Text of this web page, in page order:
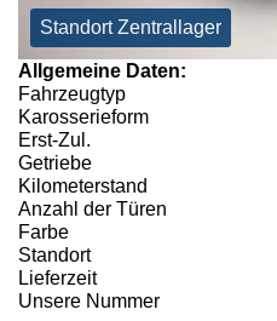
Standort Zentrallager
Allgemeine Daten:
Fahrzeugtyp
Karosserieform
Erst-Zul.
Getriebe
Kilometerstand
Anzahl der Türen
Farbe
Standort
Lieferzeit
Unsere Nummer